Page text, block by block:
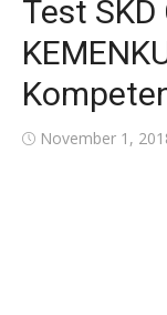
Test SKD
Posted
November 1,